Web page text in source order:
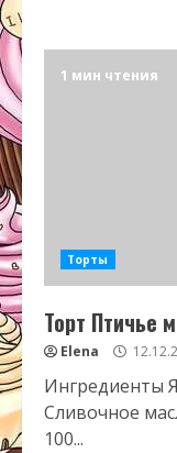
1 мин чтения
Торты
Торт Птичье
Elena
Ингредиенты
Сливочное
100...